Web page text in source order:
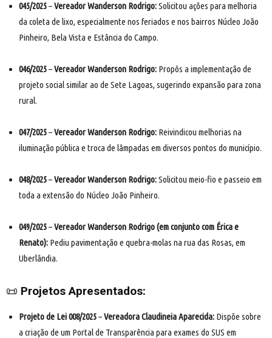
045/2025–Vereador Wanderson Rodrigo:Solicitou ações para melhoria
da coleta de lixo, especialmente nos feriados e nos bairros Núcleo João
Pinheiro, Bela Vista e Estância do Campo.
046/2025–Vereador Wanderson Rodrigo: Propôs a implementação de
projeto social similar ao de Sete Lagoas, sugerindo expansão para zona
rural.
047/2025–Vereador Wanderson Rodrigo: Reivindicou melhorias na
iluminação pública e troca de lâmpadas em diversos pontos do município.
048/2025–Vereador Wanderson Rodrigo:Solicitou meio-fio e passeio em
toda a extensão do Núcleo João Pinheiro.
049/2025–Vereador Wanderson Rodrigo (em conjunto com Érica e
Renato): Pediu pavimentação e quebra-molas na rua das Rosas, em
Uberlândia.
📜 Projetos Apresentados:
Projeto de Lei 008/2025–Vereadora Claudineia Aparecida: Dispõe sobre
a criação de um Portal de Transparência para exames do SUS em